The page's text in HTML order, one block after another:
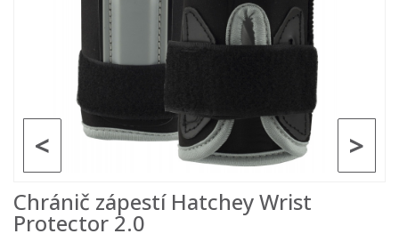
>
<
Chránič zápestí Hatchey Wrist
Protector 2.0